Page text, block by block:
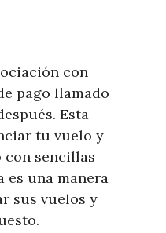
con
pago llamado
Esta
tu vuelo y
sencillas
es una manera
sus vuelos y